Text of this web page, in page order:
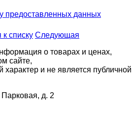
предоставленных данных
к списку Следующая
о товарах и ценах,
сайте,
и не является публичной
Парковая, д. 2